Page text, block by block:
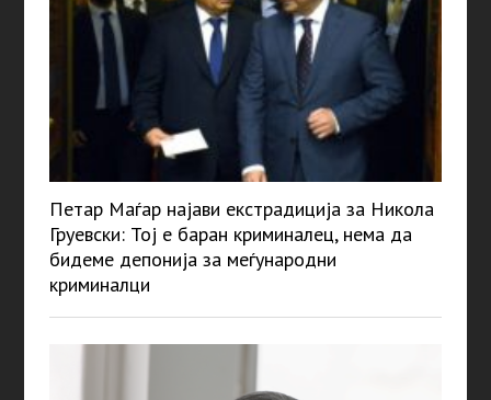
Петар Маѓар најави екстрадиција за Никола
Груевски: Тој е баран криминалец, нема да
бидеме депонија за меѓународни
криминалци